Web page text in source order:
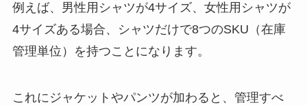
例えば、男性用シャツが4サイズ、女性用シャツが
4サイズある場合、シャツだけで8つのSKU（在庫
管理単位）を持つことになります。
これにジャケットやパンツが加わると、管理すべ